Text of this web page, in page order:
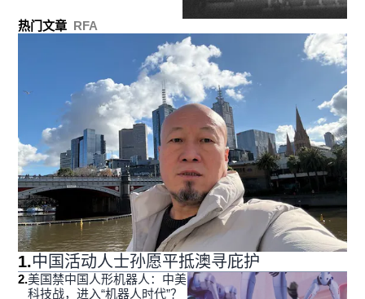
热门文章 RFA
1.中国活动人士孙愿平抵澳寻庇护
2.美国禁中国人形机器人：中美
科技战，进入“机器人时代”？